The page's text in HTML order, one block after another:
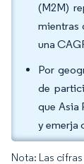
(M2M)
mientras
una
Por
de
que Asia
y emerja
Nota: Las